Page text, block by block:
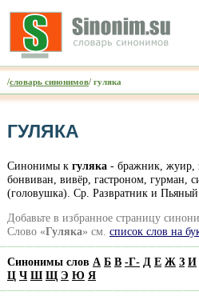
/словарь синонимов/ гуляка
ГУЛЯКА
Синонимы к гуляка- бражник, жуир,
бонвиван, вивёр, гастроном, гурман,
(головушка). Ср. Развратник и
Добавьте в избранное страницу
Слово «Гуляка» см. список слов на
Синонимы слов А Б В -Г- Д Е Ж З И
Ц Ч Ш Щ Э Ю Я